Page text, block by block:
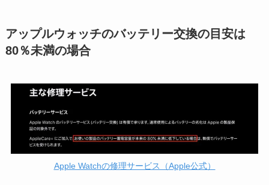
アップルウォッチのバッテリー交換の目安は
80％未満の場合
Apple Watchの修理サービス（Apple公式）